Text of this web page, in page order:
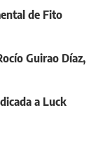
de Fito
Guirao Díaz,
a Luck